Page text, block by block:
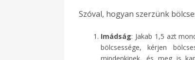
Szóval, hogyan szerzünk
Imádság: Jakab 1,5 azt
bölcsessége, kérjen